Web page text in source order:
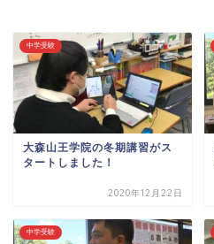
中学受験
大森山王学院の冬期講習がス
タートしました！
2020年12月22日
中学受験